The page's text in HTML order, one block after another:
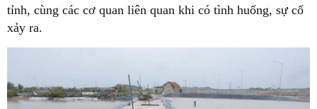
tỉnh, cùng các cơ quan liên quan khi có tình huống, sự cố
xảy ra.